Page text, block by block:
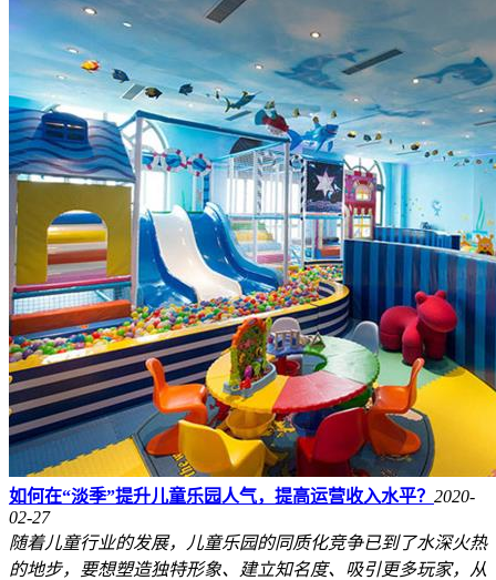
如何在“淡季”提升儿童乐园人气，提高运营收入水平？ 2020-
02-27
随着儿童行业的发展，儿童乐园的同质化竞争已到了水深火热
的地步，要想塑造独特形象、建立知名度、吸引更多玩家，从